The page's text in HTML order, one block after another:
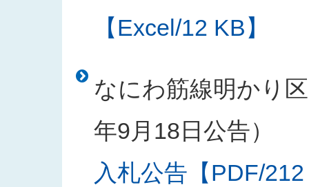
【Excel/12 KB】
なにわ筋線明かり
年9月18日公告）
入札公告【PDF/